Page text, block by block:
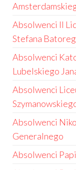
Absolwenci II
Stefana
Absolwenci
Lubelskiego
Absolwenci
Absolwenci
Generalnego
Absolwenci